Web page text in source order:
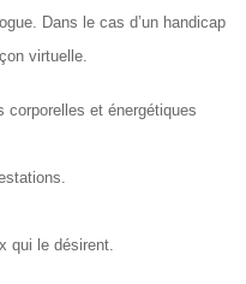
Dans le cas d’un handicap
virtuelle.
corporelles et énergétiques
qui le désirent.